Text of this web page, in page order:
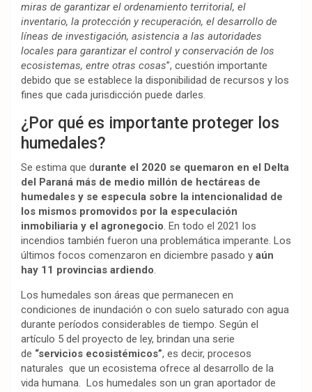
miras de garantizar el ordenamiento territorial, el
inventario, la protección y recuperación, el desarrollo de
líneas de investigación, asistencia a las autoridades
locales para garantizar el control y conservación de los
ecosistemas, entre otras cosas”, cuestión importante
debido que se establece la disponibilidad de recursos y los
fines que cada jurisdicción puede darles.
¿Por qué es importante proteger los
humedales?
Se estima que durante el 2020 se quemaron en el Delta
del Paraná más de medio millón de hectáreas de
humedales y se especula sobre la intencionalidad de
los mismos promovidos por la especulación
inmobiliaria y el agronegocio. En todo el 2021 los
incendios también fueron una problemática imperante. Los
últimos focos comenzaron en diciembre pasado y aún
hay 11 provincias ardiendo.
Los humedales son áreas que permanecen en
condiciones de inundación o con suelo saturado con agua
durante períodos considerables de tiempo. Según el
artículo 5 del proyecto de ley, brindan una serie
de “servicios ecosistémicos”, es decir, procesos
naturales que un ecosistema ofrece al desarrollo de la
vida humana. Los humedales son un gran aportador de